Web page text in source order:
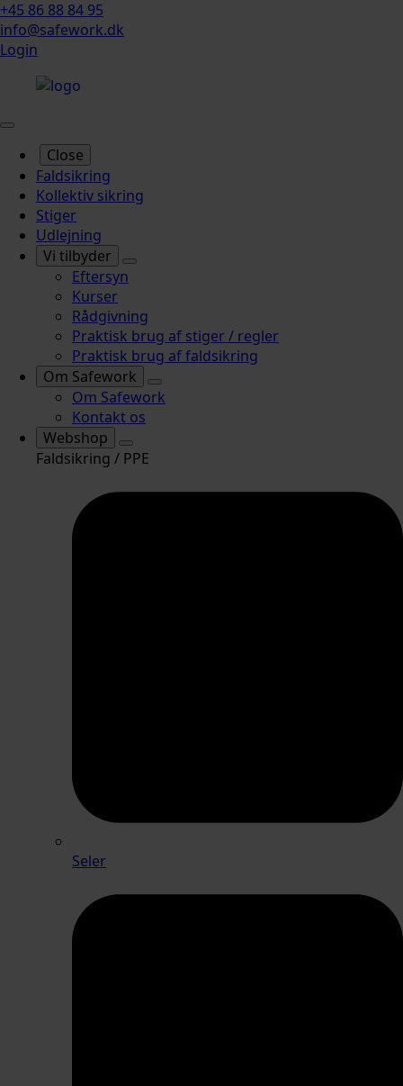
+45 86 88 84 95
info@safework.dk
Login
Close
Faldsikring
Kollektiv sikring
Stiger
Udlejning
Vi tilbyder
Eftersyn
Kurser
Rådgivning
Praktisk brug af stiger / regler
Praktisk brug af faldsikring
Om Safework
Om Safework
Kontakt os
Webshop
Faldsikring / PPE
Seler